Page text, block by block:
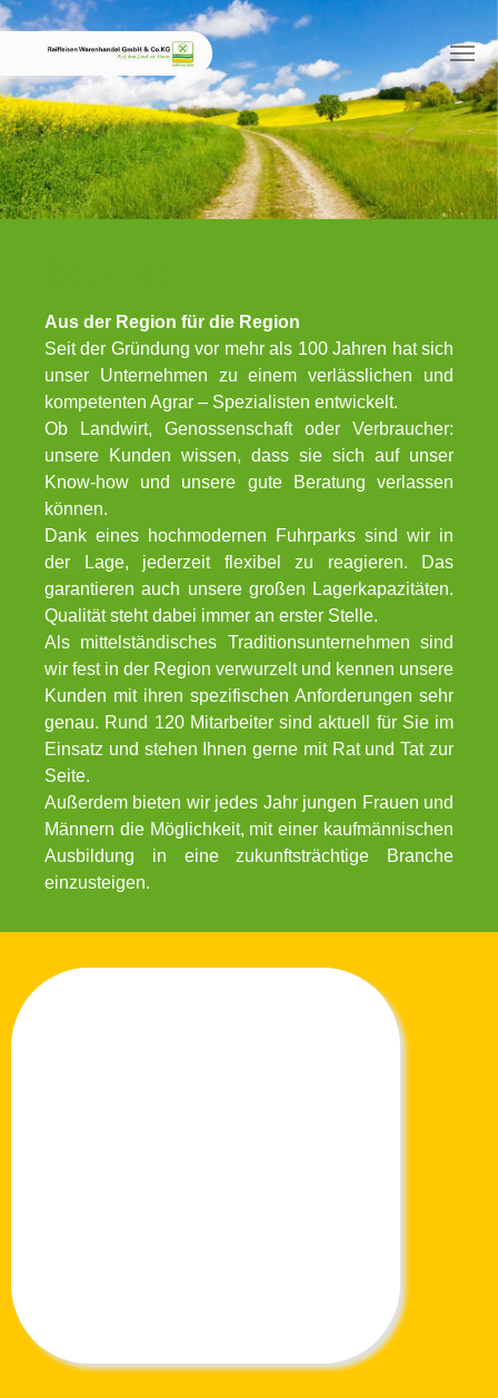
Skip to main content
Aus der Region für die Region
Seit der Gründung vor mehr als 100 Jahren hat sich
unser Unternehmen zu einem verlässlichen und
kompetenten Agrar – Spezialisten entwickelt.
Ob Landwirt, Genossenschaft oder Verbraucher:
unsere Kunden wissen, dass sie sich auf unser
Know-how und unsere gute Beratung verlassen
können.
Dank eines hochmodernen Fuhrparks sind wir in
der Lage, jederzeit flexibel zu reagieren. Das
garantieren auch unsere großen Lagerkapazitäten.
Qualität steht dabei immer an erster Stelle.
Als mittelständisches Traditionsunternehmen sind
wir fest in der Region verwurzelt und kennen unsere
Kunden mit ihren spezifischen Anforderungen sehr
genau. Rund 120 Mitarbeiter sind aktuell für Sie im
Einsatz und stehen Ihnen gerne mit Rat und Tat zur
Seite.
Außerdem bieten wir jedes Jahr jungen Frauen und
Männern die Möglichkeit, mit einer kaufmännischen
Ausbildung in eine zukunftsträchtige Branche
einzusteigen.